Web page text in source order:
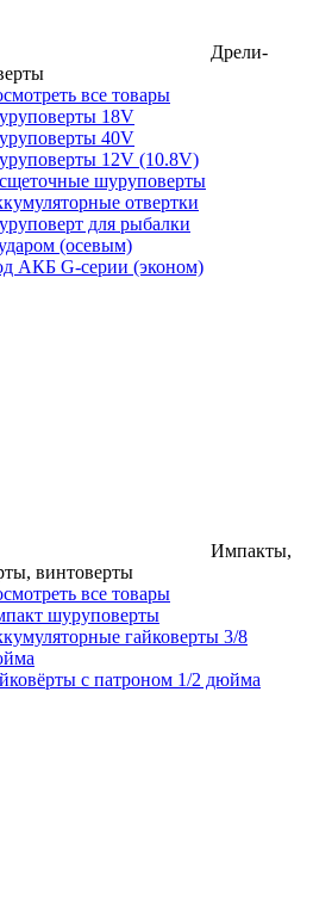
Дрели-
все товары
18V
40V
12V (10.8V)
шуруповерты
отвертки
для рыбалки
(осевым)
АКБ G-серии (эконом)
Импакты,
винтоверты
все товары
шуруповерты
гайковерты 3/8
с патроном 1/2 дюйма